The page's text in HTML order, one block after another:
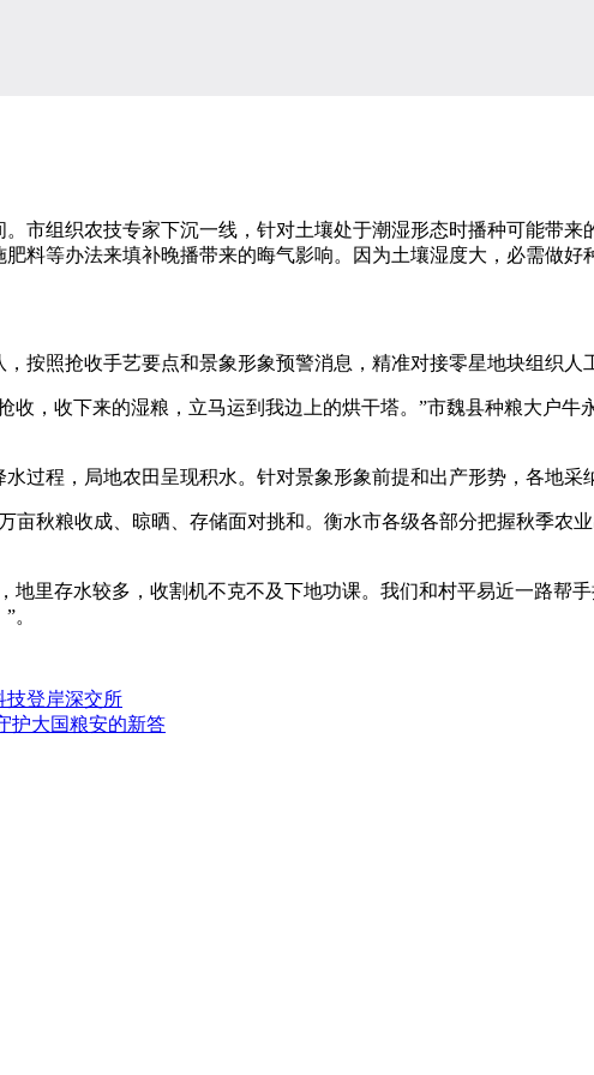
组织农技专家下沉一线，针对土壤处于潮湿形态时播种可能带来
料等办法来填补晚播带来的晦气影响。因为土壤湿度大，必需做
照抢收手艺要点和景象形象预警消息，精准对接零星地块组织人
，收下来的湿粮，立马运到我边上的烘干塔。”市魏县种粮大户牛
程，局地农田呈现积水。针对景象形象前提和出产形势，各地采
秋粮收成、晾晒、存储面对挑和。衡水市各级各部分把握秋季农
里存水较多，收割机不克不及下地功课。我们和村平易近一路帮
。
技登岸深交所
护大国粮安的新答